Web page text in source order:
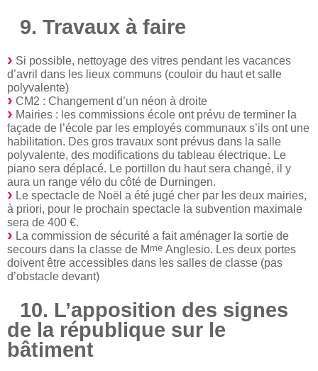
9. Travaux à faire
Si possible, nettoyage des vitres pendant les vacances
d’avril dans les lieux communs (couloir du haut et salle
polyvalente)
CM2 : Changement d’un néon à droite
Mairies : les commissions école ont prévu de terminer la
façade de l’école par les employés communaux s’ils ont une
habilitation. Des gros travaux sont prévus dans la salle
polyvalente, des modifications du tableau électrique. Le
piano sera déplacé. Le portillon du haut sera changé, il y
aura un range vélo du côté de Durningen.
Le spectacle de Noël a été jugé cher par les deux mairies,
à priori, pour le prochain spectacle la subvention maximale
sera de 400 €.
La commission de sécurité a fait aménager la sortie de
secours dans la classe de Mme Anglesio. Les deux portes
doivent être accessibles dans les salles de classe (pas
d’obstacle devant)
10. L’apposition des signes
de la république sur le
bâtiment